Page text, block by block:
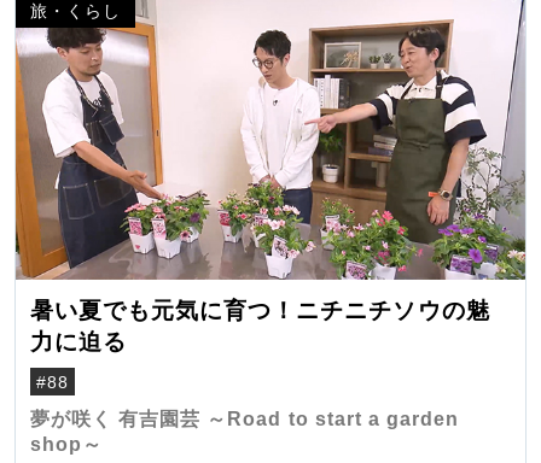
旅・くらし
暑い夏でも元気に育つ！ニチニチソウの魅
力に迫る
#88
夢が咲く 有吉園芸 ～Road to start a garden
shop～